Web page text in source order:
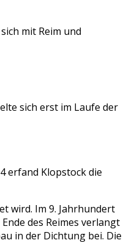
mit Reim und
sich erst im Laufe der
erfand Klopstock die
wird. Im 9. Jahrhundert
des Reimes verlangt
in der Dichtung bei. Die